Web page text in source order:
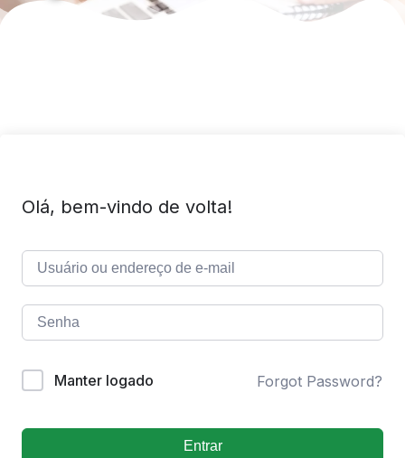
Olá, bem-vindo de volta!
Manter logado Forgot Password?
Entrar